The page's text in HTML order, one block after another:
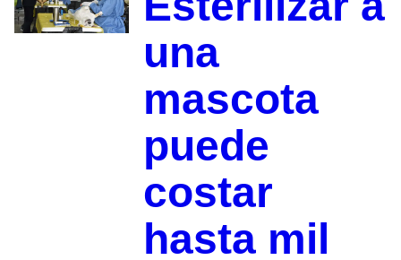
una
mascota
puede
costar
hasta mil